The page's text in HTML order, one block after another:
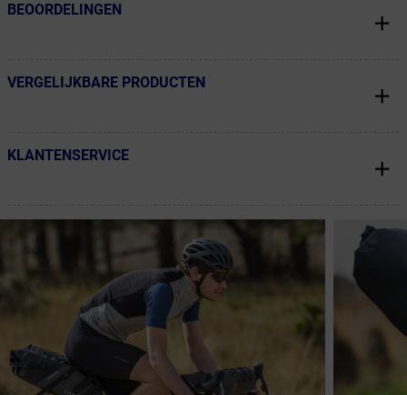
← Terug naar productnavigatie
BEOORDELINGEN
← Terug naar productnavigatie
VERGELIJKBARE PRODUCTEN
← Terug naar productnavigatie
KLANTENSERVICE